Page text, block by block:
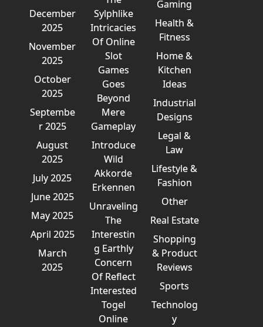
December
2025
November
2025
October
2025
Septembe
r 2025
August
2025
July 2025
June 2025
May 2025
April 2025
March
2025
Sylphlike
Intricacies
Of Online
Slot
Games
Goes
Beyond
Mere
Gameplay
Introduce
Wild
Akkorde
Erkennen
Unraveling
The
Interestin
g Earthly
Concern
Of Reflect
Interested
Togel
Online
Gaming
Health &
Fitness
Home &
Kitchen
Ideas
Industrial
Designs
Legal &
Law
Lifestyle &
Fashion
Other
Real Estate
Shopping
& Product
Reviews
Sports
Technolog
y